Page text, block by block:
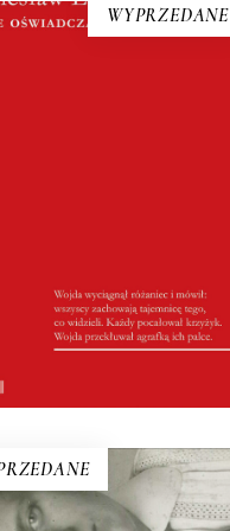
WYPRZEDANE
wieś.
PANNA DOKTÓR